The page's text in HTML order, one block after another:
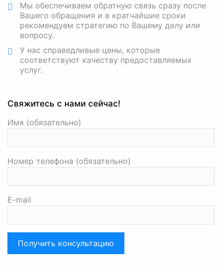
Мы обеспечиваем обратную связь сразу после
Вашего обращения и в кратчайшие сроки
рекомендуем стратегию по Вашему делу или
вопросу.
У нас справедливые цены, которые
соответствуют качеству предоставляемых
услуг.
Свяжитесь с нами сейчас!
Имя (обязательно)
Номер телефона (обязательно)
E-mail